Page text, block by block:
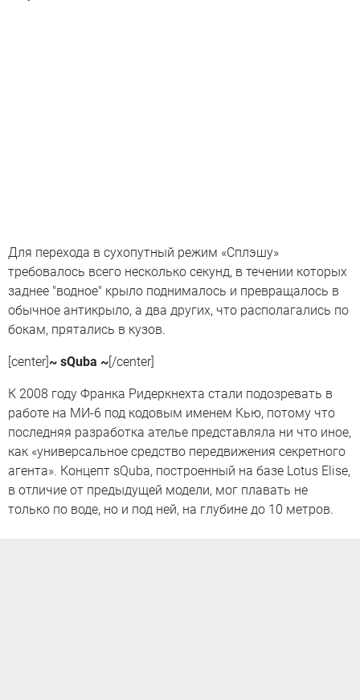
Для перехода в сухопутный режим «Сплэшу»
требовалось всего несколько секунд, в течении которых
заднее "водное" крыло поднималось и превращалось в
обычное антикрыло, а два других, что располагались по
бокам, прятались в кузов.
[center] ~ sQuba ~ [/center]
К 2008 году Франка Ридеркнехта стали подозревать в
работе на МИ-6 под кодовым именем Кью, потому что
последняя разработка ателье представляла ни что иное,
как «универсальное средство передвижения секретного
агента». Концепт sQuba, построенный на базе Lotus Elise,
в отличие от предыдущей модели, мог плавать не
только по воде, но и под ней, на глубине до 10 метров.